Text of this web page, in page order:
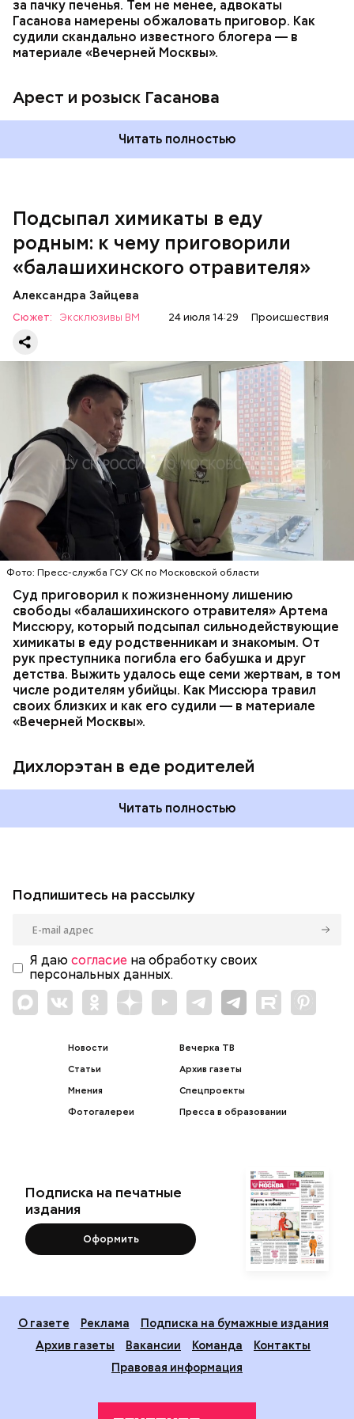
за пачку печенья. Тем не менее, адвокаты
Гасанова намерены обжаловать приговор. Как
судили скандально известного блогера — в
материале «Вечерней Москвы».
Арест и розыск Гасанова
Читать полностью
Подсыпал химикаты в еду
родным: к чему приговорили
«балашихинского отравителя»
Александра Зайцева
Сюжет: Эксклюзивы ВМ 24 июля 14:29 Происшествия
Фото: Пресс-служба ГСУ СК по Московской области
Суд приговорил к пожизненному лишению
свободы «балашихинского отравителя» Артема
Миссюру, который подсыпал сильнодействующие
химикаты в еду родственникам и знакомым. От
рук преступника погибла его бабушка и друг
детства. Выжить удалось еще семи жертвам, в том
числе родителям убийцы. Как Миссюра травил
своих близких и как его судили — в материале
«Вечерней Москвы».
Дихлорэтан в еде родителей
Все началось в июне, когда двое супругов
обратились в местную больницу с жалобами на
плохое самочувствие. Врачи не смогли поставить
им точный диагноз, после чего анализы
потерпевших направили на экспертизу. В них
специалисты обнаружили сильнодействующий
химикат дихлорэтан, который не мог попасть в
организм супругов случайно. То же самое вещество
нашли в еде, изъятой из квартиры пострадавших.
Play
Video
Видео: пресс-служба ГСУ СК по Московской области
Началось расследование. В квартире потерпевших
Также отравленную пищу ела его младшая сестра.
Читать полностью
ОТРАВЛЕНИЯ БАЛАШИХА
РОДИТЕЛИ
СЛЕДСТВЕННЫЙ КОМИТЕТ
ЭКСПЕРТИЗЫ
Подпишитесь на рассылку
Я даю согласие на обработку своих
персональных данных.
Новости
Статьи
Мнения
Фотогалереи
Вечерка ТВ
Архив газеты
Спецпроекты
Пресса в образовании
Подписка на печатные
издания
Оформить
О газете Реклама
Подписка на бумажные издания
Архив газеты
Вакансии Команда
Контакты
Правовая информация